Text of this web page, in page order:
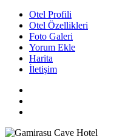
Otel Profili
Otel Özellikleri
Foto Galeri
Yorum Ekle
Harita
İletişim